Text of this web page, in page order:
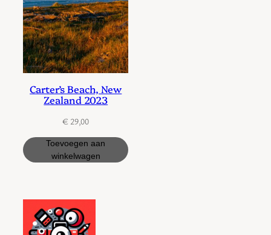
Carter’s Beach, New
Zealand 2023
€ 29,00
Toevoegen aan
winkelwagen